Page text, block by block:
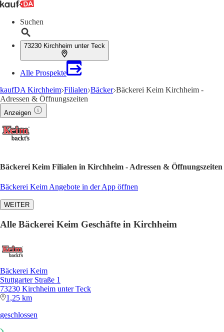
Suchen
73230 Kirchheim unter Teck
Alle Prospekte
kaufDA Kirchheim Filialen Bäcker Bäckerei Keim Kirchheim -
Adressen & Öffnungszeiten
Anzeigen
Bäckerei Keim Filialen in Kirchheim - Adressen & Öffnungszeiten
Bäckerei Keim Angebote in der App öffnen
WEITER
Alle Bäckerei Keim Geschäfte in Kirchheim
Bäckerei Keim
Stuttgarter Straße 1
73230 Kirchheim unter Teck
1,25 km
geschlossen